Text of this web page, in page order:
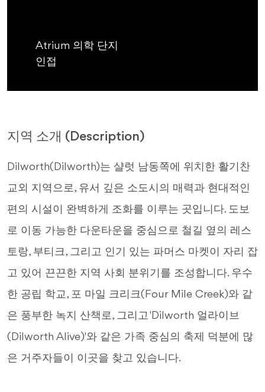
Atrium 의학 단지
인접
지역 소개 (Description)
Dilworth(Dilworth)는 샬럿 남동쪽에 위치한 활기찬
교외 지역으로, 유서 깊은 소도시의 매력과 현대적인
편의 시설이 완벽하게 조화를 이루는 곳입니다. 도보
로 이동 가능한 다운타운을 중심으로 철길 옆의 레스
토랑, 부티크, 그리고 인기 있는 파머스 마켓이 자리 잡
고 있어 끈끈한 지역 사회 분위기를 조성합니다. 우수
한 공립 학교, 포 마일 크리크(Four Mile Creek)와 같
은 풍부한 녹지 산책로, 그리고 'Dilworth 얼라이브
(Dilworth Alive)'와 같은 가족 중심의 축제 덕분에 많
은 거주자들이 이곳을 찾고 있습니다.